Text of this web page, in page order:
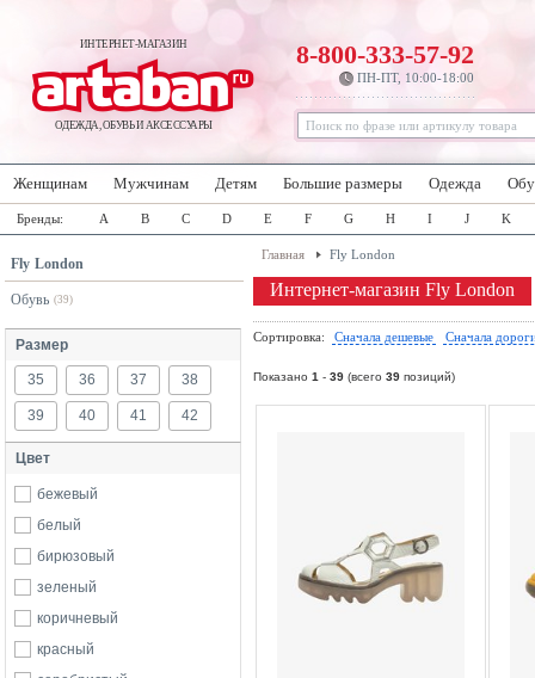
ИНТЕРНЕТ-МАГАЗИН
ОДЕЖДА, ОБУВЬ И АКСЕССУАРЫ
8-800-333-57-92
ПН-ПТ, 10:00-18:00
Женщинам Мужчинам Детям Большие размеры Одежда
Бренды: A B C D E F G H I J K
Fly London
Обувь (39)
Размер
35 36 37 38
39 40 41 42
Цвет
бежевый
белый
бирюзовый
зеленый
коричневый
красный
Главная Fly London
Интернет-магазин Fly London
Сортировка: Сначала дешевые Сначала
Показано 1 - 39 (всего 39 позиций)